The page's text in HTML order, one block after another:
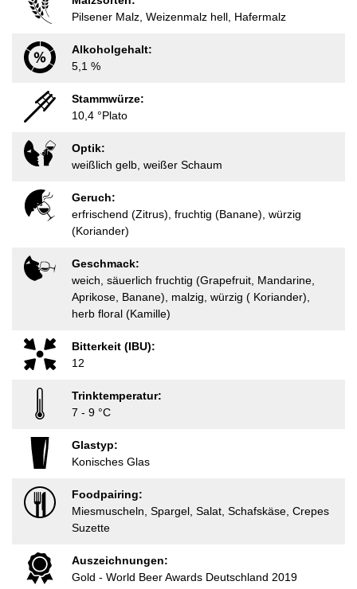
Pilsener Malz, Weizenmalz hell, Hafermalz
Alkoholgehalt:
5,1 %
Stammwürze:
10,4 °Plato
Optik:
weißlich gelb, weißer Schaum
Geruch:
erfrischend (Zitrus), fruchtig (Banane), würzig
(Koriander)
Geschmack:
weich, säuerlich fruchtig (Grapefruit, Mandarine,
Aprikose, Banane), malzig, würzig ( Koriander),
herb floral (Kamille)
Bitterkeit (IBU):
12
Trinktemperatur:
7 - 9 °C
Glastyp:
Konisches Glas
Foodpairing:
Miesmuscheln, Spargel, Salat, Schafskäse, Crepes
Suzette
Auszeichnungen:
Gold - World Beer Awards Deutschland 2019